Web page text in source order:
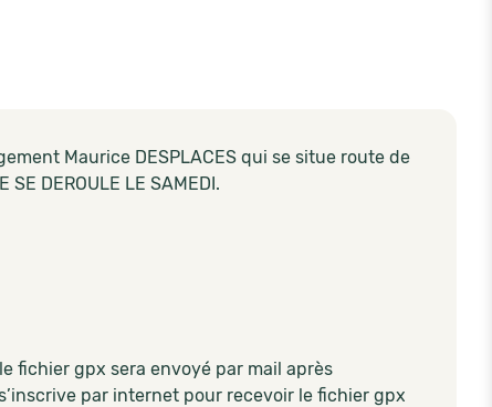
Maurice DESPLACES qui se situe route de
DEROULE LE SAMEDI.
fichier gpx sera envoyé par mail après
par internet pour recevoir le fichier gpx